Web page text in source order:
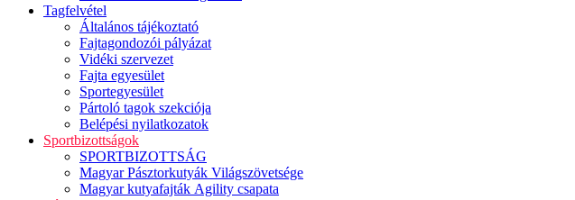
Tagfelvétel
Általános tájékoztató
Fajtagondozói pályázat
Vidéki szervezet
Fajta egyesület
Sportegyesület
Pártoló tagok szekciója
Belépési nyilatkozatok
Sportbizottságok
SPORTBIZOTTSÁG
Magyar Pásztorkutyák Világszövetsége
Magyar kutyafajták Agility csapata